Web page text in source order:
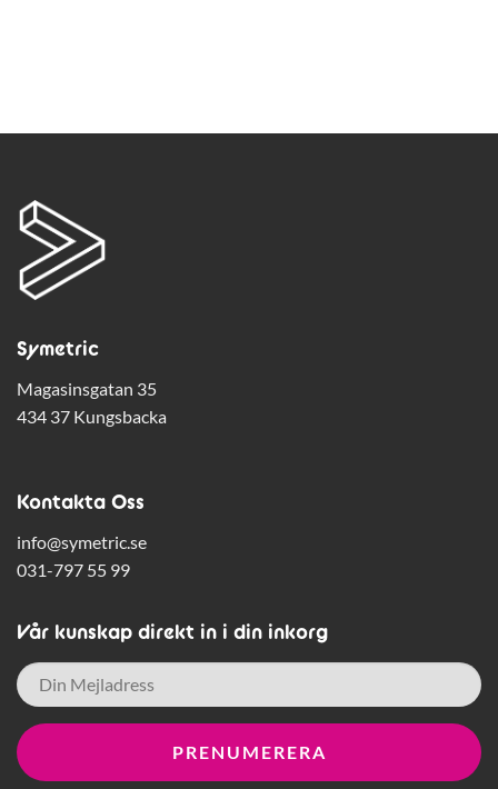
Symetric
Magasinsgatan 35
434 37 Kungsbacka
Kontakta Oss
info@symetric.se
031-797 55 99
Vår kunskap direkt in i din inkorg
E-
post *